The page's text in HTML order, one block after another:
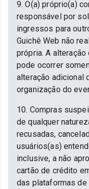
9. O(a) próprio(a)
responsável por
ingressos para
Guichê Web não
própria. A
pode ocorrer
alteração adicional
organização do
10. Compras
de qualquer
recusadas,
usuários(as)
inclusive, a não
cartão de crédito
das plataformas de